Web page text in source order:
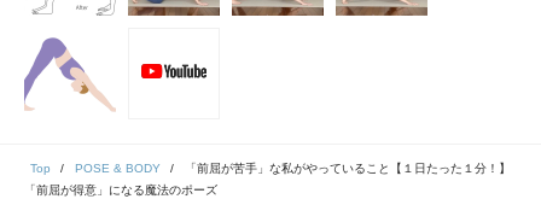
Top POSE & BODY
「前屈が苦手」な私がやっていること【１日たった１分！】
「前屈が得意」になる魔法のポーズ